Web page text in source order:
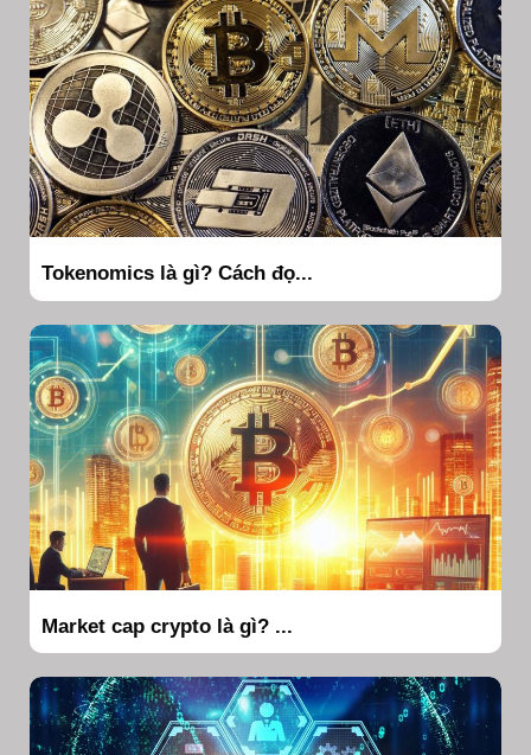
Tokenomics là gì? Cách đọ...
Market cap crypto là gì? ...